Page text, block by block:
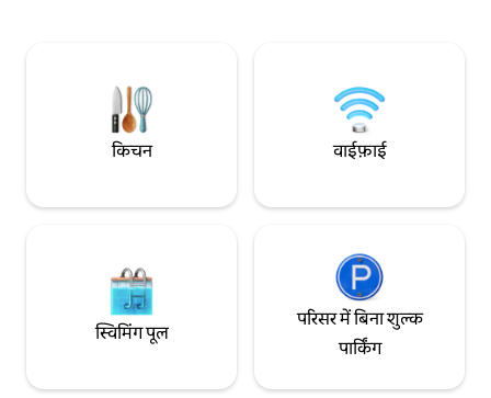
किचन वाईफ़ाई
स्विमिंग पूल
परिसर में बिना शुल्क
पार्किंग